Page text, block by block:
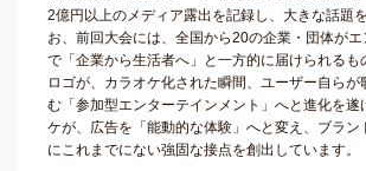
2億円以上のメディア露出を記録し、大きな話題
お、前回大会には、全国から20の企業・団体がエ
で「企業から生活者へ」と一方的に届けられるも
ロゴが、カラオケ化された瞬間、ユーザー自らが
む「参加型エンターテインメント」へと進化を遂
ケが、広告を「能動的な体験」へと変え、ブラン
にこれまでにない強固な接点を創出しています。